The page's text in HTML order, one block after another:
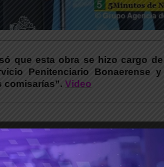
que esta obra se hizo cargo
Penitenciario Bonaerense
comisarías”. Video